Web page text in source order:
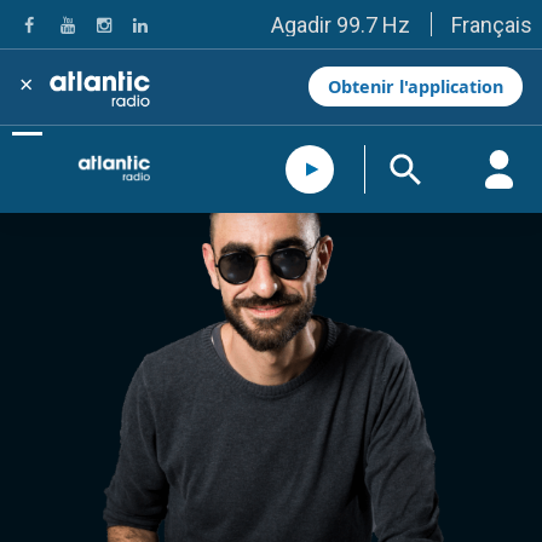
Agadir 99.7 Hz
Tanger 103.3 Hz
Tétouan 87.8 Hz
Fès 98.8 Hz
Meknès 97.2 Hz
El Jadida 97.3
Settat 104,6
Essaouira 96.6
Safi 92.3
Taza 103.0
Taounate 95.6
Tiznit 103.1
SkhourRhamna 92.2
Taroudant 104.9
Guelmim 91.9
Tan-Tan 95.2
Tafraout 104.9
Casablanca 92.5 Hz
Rabat, Salé 106.9 Hz
Marrakech 90.5 Hz
Français
× Obtenir l'application